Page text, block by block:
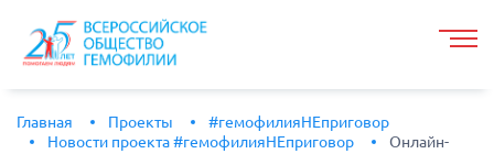
Главная Проекты
#гемофилияНЕприговор
Новости проекта #гемофилияНЕприговор
Онлайн-